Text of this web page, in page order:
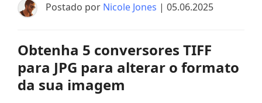
Postado por Nicole Jones | 05.06.2025
Obtenha 5 conversores TIFF
para JPG para alterar o formato
da sua imagem